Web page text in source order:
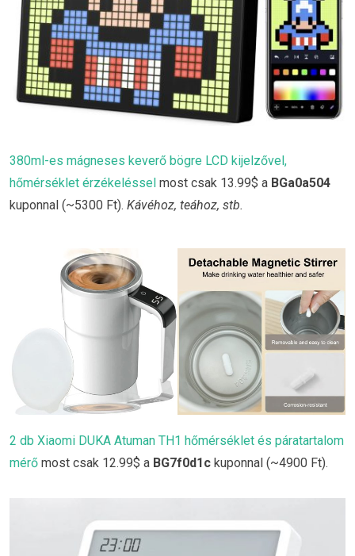
380ml-es mágneses keverő bögre LCD kijelzővel,
hőmérséklet érzékeléssel most csak 13.99$ a BGa0a504
kuponnal (~5300 Ft). Kávéhoz, teához, stb.
2 db Xiaomi DUKA Atuman TH1 hőmérséklet és páratartalom
mérő most csak 12.99$ a BG7f0d1c kuponnal (~4900 Ft).